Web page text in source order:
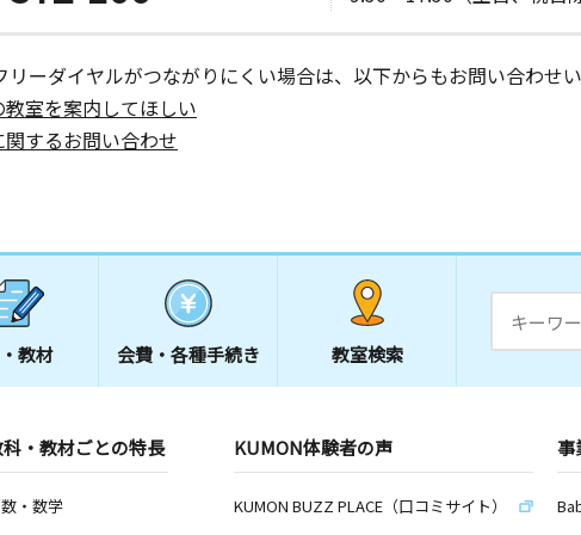
リーダイヤルがつながりにくい場合は、以下からもお問い合わせ
室を案内してほしい
するお問い合わせ
教材 会費・ 各種手続き 教室検索
・教材ごとの特長
・数学
KUMON体験者の声
KUMON BUZZ PLACE（口コミサイト）
事